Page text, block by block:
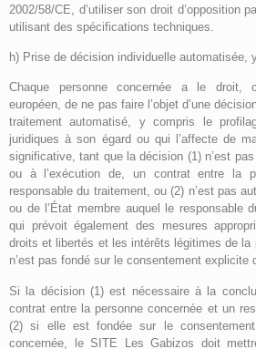
2002/58/CE, d’utiliser son droit d’opposition
utilisant des spécifications techniques.
h) Prise de décision individuelle automatisée,
Chaque personne concernée a le droit,
européen, de ne pas faire l’objet d’une
traitement automatisé, y compris le
juridiques à son égard ou qui l’affecte de
significative, tant que la décision (1) n’est
ou à l’exécution de, un contrat entre la
responsable du traitement, ou (2) n’est pas
ou de l’État membre auquel le responsable
qui prévoit également des mesures
droits et libertés et les intérêts légitimes de la
n’est pas fondé sur le consentement explicite
Si la décision (1) est nécessaire à la
contrat entre la personne concernée et un
(2) si elle est fondée sur le
concernée, le SITE Les Gabizos doit